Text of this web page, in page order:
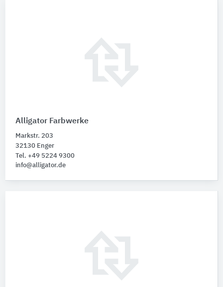
Alligator Farbwerke
Markstr. 203
32130 Enger
Tel. +49 5224 9300
info@alligator.de